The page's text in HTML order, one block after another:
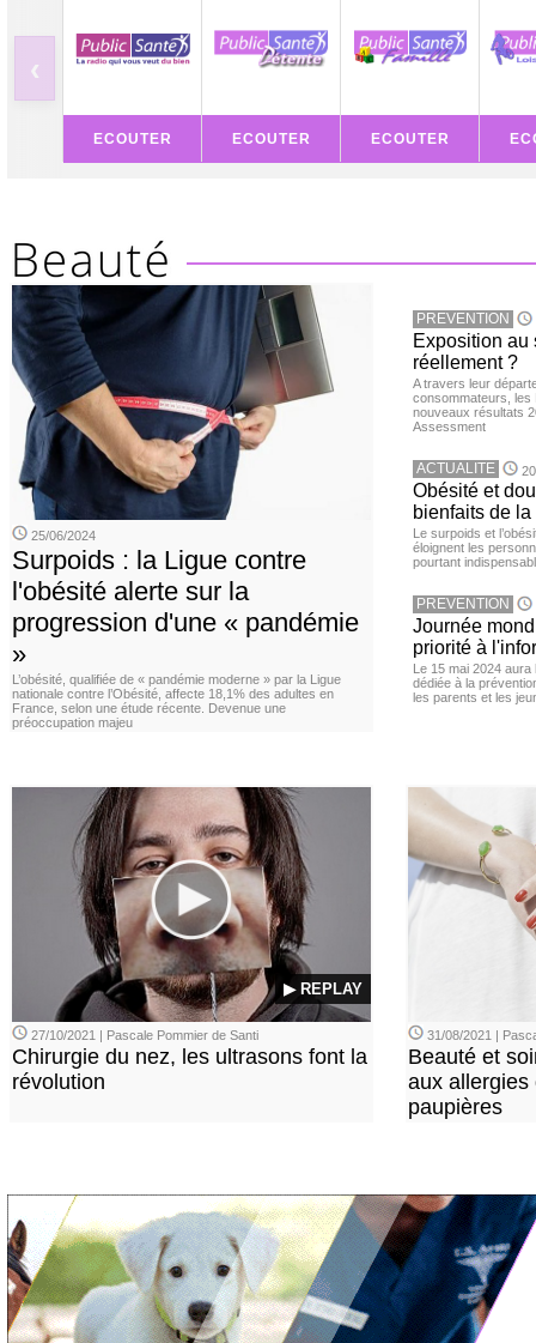
‹
ECOUTER ECOUTER ECOUTER
25/06/2024
Surpoids : la Ligue contre
l'obésité alerte sur la
progression d'une « pandémie
»
L’obésité, qualifiée de « pandémie moderne » par la Ligue
nationale contre l’Obésité, affecte 18,1% des adultes en
France, selon une étude récente. Devenue une
préoccupation majeu
PREVENTION
Exposition au
réellement ?
A travers leur
consommateurs, les
nouveaux résultats
Assessment
ACTUALITE
Obésité et
bienfaits de
Le surpoids et
éloignent les
pourtant
PREVENTION
Journée
priorité à
Le 15 mai 2024 aura
dédiée à la
les parents et les
▶ REPLAY
27/10/2021 | Pascale Pommier de Santi
Chirurgie du nez, les ultrasons font la
révolution
31/08/2021 |
Beauté et
aux allergies
paupières